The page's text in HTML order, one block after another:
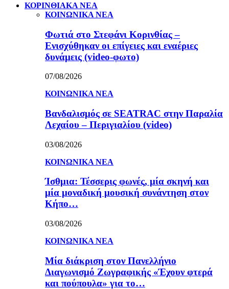
ΚΟΡΙΝΘΙΑΚΑ ΝΕΑ
ΚΟΙΝΩΝΙΚΑ ΝΕΑ
Φωτιά στο Στεφάνι Κορινθίας –
Ενισχύθηκαν οι επίγειες και εναέριες
δυνάμεις (video-φωτο)
07/08/2026
ΚΟΙΝΩΝΙΚΑ ΝΕΑ
Βανδαλισμός σε SEATRAC στην Παραλία
Λεχαίου – Περιγιαλίου (video)
03/08/2026
ΚΟΙΝΩΝΙΚΑ ΝΕΑ
Ίσθμια: Τέσσερις φωνές, μία σκηνή και
μία μοναδική μουσική συνάντηση στον
Κήπο…
03/08/2026
ΚΟΙΝΩΝΙΚΑ ΝΕΑ
Μία διάκριση στον Πανελλήνιο
Διαγωνισμό Ζωγραφικής «Έχουν φτερά
και πούπουλα» για το…